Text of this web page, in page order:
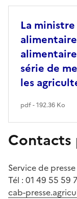
La
série de
les
pdf - 192.36 Ko
Contacts
Service de
Tél : 01 49 55 59
cab-